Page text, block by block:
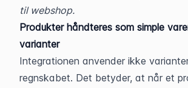
til webshop.
Produkter håndteres som simple
varianter
Integrationen anvender ikke
regnskabet. Det betyder, at når et